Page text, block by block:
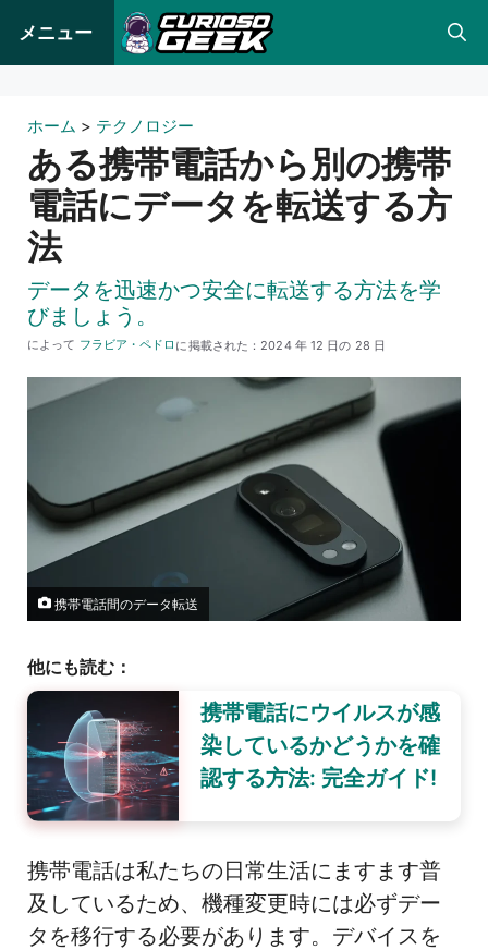
ン
メニュー
ホーム > テクノロジー
ある携帯電話から別の携帯
電話にデータを転送する方
法
データを迅速かつ安全に転送する方法を学
びましょう。
に掲載された： 2024 年 12 日の 28 日
によって フラビア・ペドロ
携帯電話間のデータ転送
他にも読む：
携帯電話にウイルスが感
染しているかどうかを確
認する方法: 完全ガイド!
携帯電話は私たちの日常生活にますます普
及しているため、機種変更時には必ずデー
タを移行する必要があります。デバイスを